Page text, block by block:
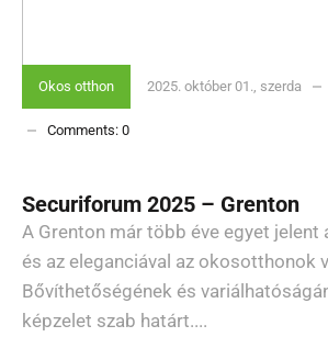
Okos otthon 2025. október 01., szerda
Comments: 0
Securiforum 2025 – Grenton
A Grenton már több éve egyet jelent
és az eleganciával az okosotthonok
Bővíthetőségének és
képzelet szab határt....